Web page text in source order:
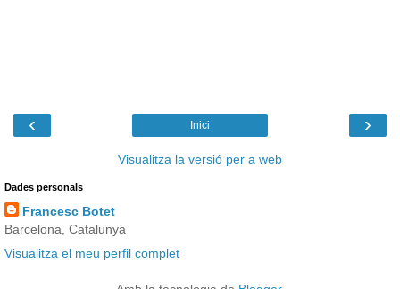
‹ ›
Inici
Visualitza la versió per a web
Dades personals
Francesc Botet
Barcelona, Catalunya
Visualitza el meu perfil complet